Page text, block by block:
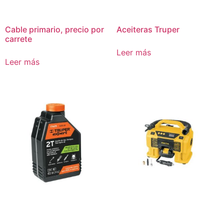
Cable primario, precio por
carrete
Leer más
Aceiteras Truper
Leer más